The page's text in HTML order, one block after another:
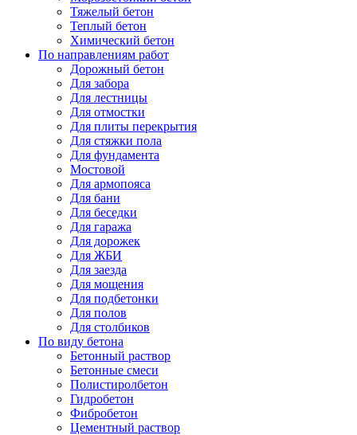
Тяжелый бетон
Теплый бетон
Химический бетон
По направлениям работ
Дорожный бетон
Для забора
Для лестницы
Для отмостки
Для плиты перекрытия
Для стяжки пола
Для фундамента
Мостовой
Для армопояса
Для бани
Для беседки
Для гаража
Для дорожек
Для ЖБИ
Для заезда
Для мощения
Для подбетонки
Для полов
Для столбиков
По виду бетона
Бетонный раствор
Бетонные смеси
Полистиролбетон
Гидробетон
Фибробетон
Цементный раствор